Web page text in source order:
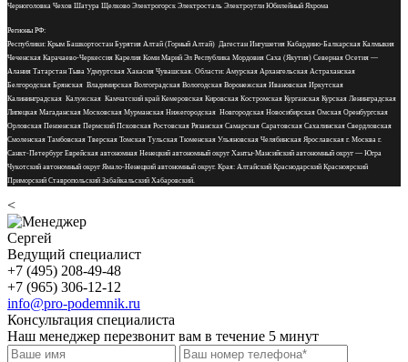
Черноголовка Чехов Шатура Щелково Электрогорск Электросталь Электроугли Юбилейный Яхрома
Регионы РФ:
Республики: Крым Башкортостан Бурятия Алтай (Горный Алтай) Дагестан Ингушетия Кабардино-Балкарская Калмыкия
Чеченская Карачаево-Черкессия Карелия Коми Марий Эл Республика Мордовия Саха (Якутия) Северная Осетия —
Алания Татарстан Тыва Удмуртская Хакасия Чувашская. Области: Амурская Архангельская Астраханская
Белгородская Брянская Владимирская Волгоградская Вологодская Воронежская Ивановская Иркутская
Калининградская Калужская Камчатский край Кемеровская Кировская Костромская Курганская Курская Ленинградская
Липецкая Магаданская Московская Мурманская Нижегородская Новгородская Новосибирская Омская Оренбургская
Орловская Пензенская Пермский Псковская Ростовская Рязанская Самарская Саратовская Сахалинская Свердловская
Смоленская Тамбовская Тверская Томская Тульская Тюменская Ульяновская Челябинская Ярославская г. Москва г.
Санкт-Петербург Еврейская автономная Ненецкий автономный округ Ханты-Мансийский автономный округ — Югра
Чукотский автономный округ Ямало-Ненецкий автономный округ. Края: Алтайский Краснодарский Красноярский
Приморский Ставропольский Забайкальский Хабаровский.
<
Сергей
Ведущий специалист
+7 (495) 208-49-48
+7 (965) 306-12-12
info@pro-podemnik.ru
Консультация специалиста
Наш менеджер перезвонит вам в течение 5 минут